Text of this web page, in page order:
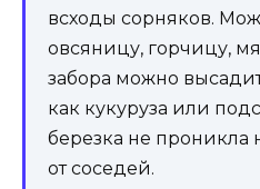
всходы сорняков.
овсяницу, горчицу,
забора можно
как кукуруза или
березка не проникла
от соседей.